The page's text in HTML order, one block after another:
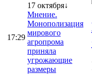
17:29
17 октября↓
Мнение.
Монополизация
мирового
агропрома
приняла
угрожающие
размеры